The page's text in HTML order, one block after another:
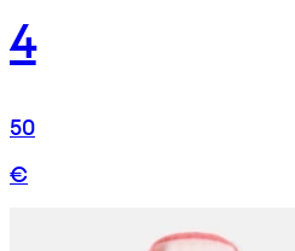
4
50
€